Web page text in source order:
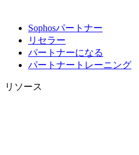
Sophosパートナー
リセラー
パートナーになる
パートナートレーニング
リソース